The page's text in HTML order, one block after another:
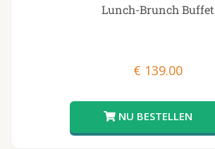
Lunch-Brunch Buffet
€ 139.00